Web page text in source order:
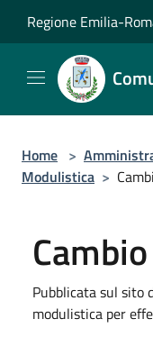
Regione Emilia-
Home >
Modulistica >
Pubblicata sul sito
modulistica per